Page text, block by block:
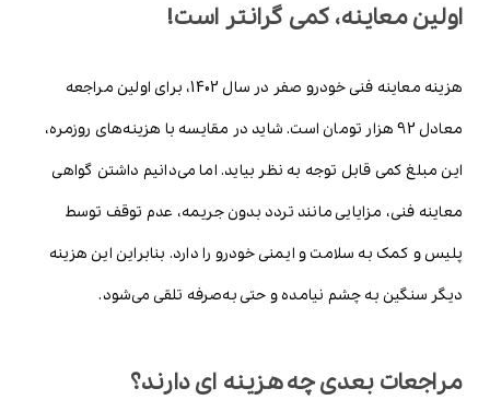
اولین معاینه، کمی گرانتر است!
هزینه معاینه فنی خودرو صفر در سال 1402، برای اولین مراجعه
معادل 92 هزار تومان است. شاید در مقایسه با هزینه‌های روزمره،
این مبلغ کمی قابل توجه به نظر بیاید. اما می‌دانیم داشتن گواهی
معاینه فنی، مزایایی مانند تردد بدون جریمه، عدم توقف توسط
پلیس و کمک به سلامت و ایمنی خودرو را دارد. بنابراین این هزینه
دیگر سنگین به چشم نیامده و حتی به‌صرفه تلقی می‌شود.
مراجعات بعدی چه هزینه ای دارند؟